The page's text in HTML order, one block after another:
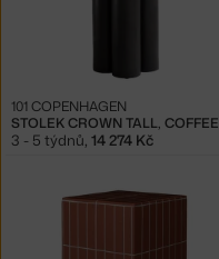
STOLEK CROWN TALL, COFFEE
101 COPENHAGEN
3 - 5 týdnů, 14 274 Kč